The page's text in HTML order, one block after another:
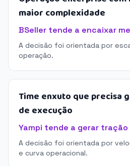
maior complexidade
BSeller tende a encaixar
A decisão foi orientada por
operação.
Time enxuto que precisa
de execução
Yampi tende a gerar tração
A decisão foi orientada por
e curva operacional.